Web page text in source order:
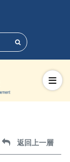
搜尋
切換
返回上一層
返回上一層